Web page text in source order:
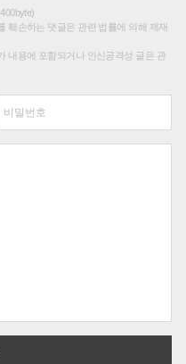
훼손하는 댓글은 관련 법률에 의해 제재
내용에 포함되거나 인신공격성 글은 관